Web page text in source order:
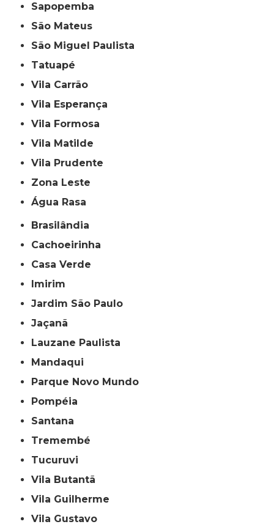
Sapopemba
São Mateus
São Miguel Paulista
Tatuapé
Vila Carrão
Vila Esperança
Vila Formosa
Vila Matilde
Vila Prudente
Zona Leste
Água Rasa
Brasilândia
Cachoeirinha
Casa Verde
Imirim
Jardim São Paulo
Jaçanã
Lauzane Paulista
Mandaqui
Parque Novo Mundo
Pompéia
Santana
Tremembé
Tucuruvi
Vila Butantã
Vila Guilherme
Vila Gustavo